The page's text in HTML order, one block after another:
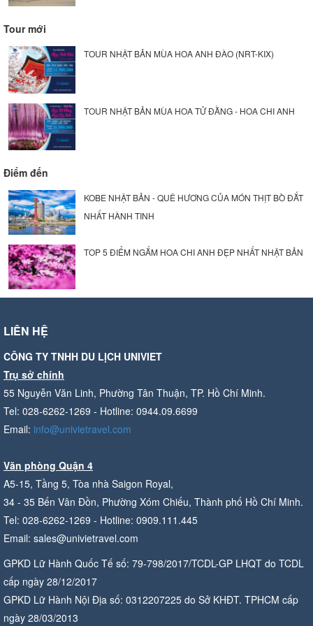
Tour mới
TOUR NHẬT BẢN MÙA HOA ANH ĐÀO (NRT-KIX)
TOUR NHẬT BẢN MÙA HOA TỬ ĐẰNG - HOA CHI ANH
Điểm đến
KOBE NHẬT BẢN - QUÊ HƯƠNG CỦA MÓN THỊT BÒ ĐẮT
NHẤT HÀNH TINH
TOP 5 ĐIỂM NGẮM HOA CHI ANH ĐẸP NHẤT NHẬT BẢN
LIÊN HỆ
CÔNG TY TNHH DU LỊCH UNIVIET
Trụ sở chính
55 Nguyễn Văn Linh, Phường Tân Thuận, TP. Hồ Chí Minh.
Tel: 028-6262-1269 - Hotline: 0944.09.6699
Email: info@univietravel.com
Văn phòng Quận 4
A5-15, Tầng 5, Tòa nhà Saigon Royal,
34 - 35 Bến Vân Đồn, Phường Xóm Chiếu, Thành phố Hồ Chí Minh.
Tel: 028-6262-1269 - Hotline: 0909.111.445
Email: sales@univietravel.com
GPKD Lữ Hành Quốc Tế số: 79-798/2017/TCDL-GP LHQT do TCDL
cấp ngày 28/12/2017
GPKD Lữ Hành Nội Địa số: 0312207225 do Sở KHĐT. TPHCM cấp
ngày 28/03/2013